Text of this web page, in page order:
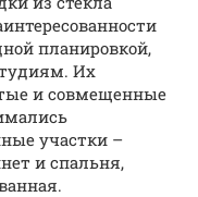
планировкой,
Их
и совмещенные
участки –
и спальня,